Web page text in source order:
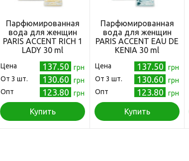
Парфюмированная
вода для женщин
PARIS ACCENT RICH 1
LADY 30 ml
Цена 137.50
грн
Oт 3 шт.
130.60
грн
Опт
123.80 грн
Купить
Парфюмированная
вода для женщин
PARIS ACCENT EAU DE
KENIA 30 ml
Цена 137.50
грн
Oт 3 шт.
130.60
грн
Опт
123.80 грн
Купить